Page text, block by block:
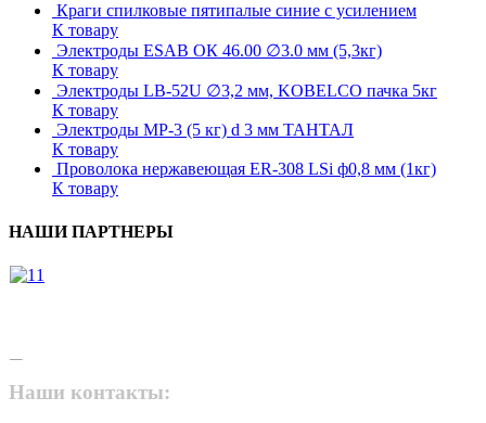
Краги спилковые пятипалые синие с усилением
К товару
Электроды ESAB ОК 46.00 ∅3.0 мм (5,3кг)
К товару
Электроды LB-52U ∅3,2 мм, KOBELCO пачка 5кг
К товару
Электроды МР-3 (5 кг) d 3 мм ТАНТАЛ
К товару
Проволока нержавеющая ER-308 LSi ф0,8 мм (1кг)
К товару
НАШИ ПАРТНЕРЫ
Наши контакты: